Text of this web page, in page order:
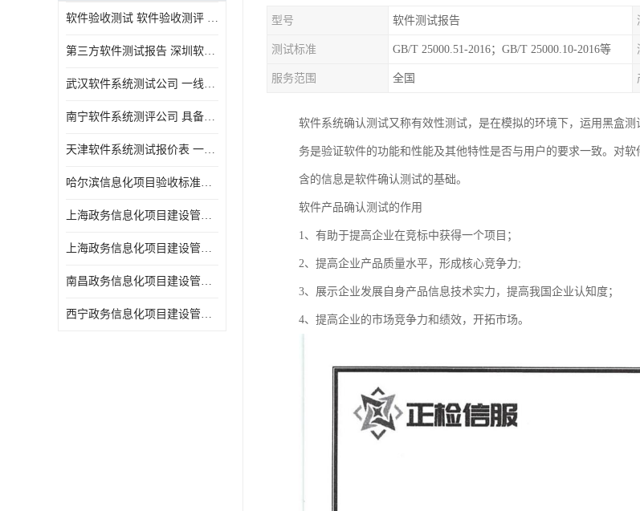
软件验收测试 软件验收测评 软件确认测试标准及测试方法
第三方软件测试报告 深圳软件测评报告 安全验收测试报告
武汉软件系统测试公司 一线实验室 测试大概是需要多久时间呢
南宁软件系统测评公司 具备CMA/CNAS资质 出具正规测试报告
天津软件系统测试报价表 一线实验室 了解更多的测试信息
哈尔滨信息化项目验收标准单位
上海政务信息化项目建设管理办法价格
上海政务信息化项目建设管理办法机构
南昌政务信息化项目建设管理办法实验室
西宁政务信息化项目建设管理办法报告
型号 软件测试报告
测试标准 GB/T 25000.51-2016；GB/T 25000.10-2016等
服务范围 全国
软件系统确认测试又称有效性测试，是在模拟的环境下，运用黑盒
务是验证软件的功能和性能及其他特性是否与用户的要求一致。对
含的信息是软件确认测试的基础。
软件产品确认测试的作用
1、有助于提高企业在竞标中获得一个项目；
2、提高企业产品质量水平，形成核心竞争力;
3、展示企业发展自身产品信息技术实力，提高我国企业认知度；
4、提高企业的市场竞争力和绩效，开拓市场。